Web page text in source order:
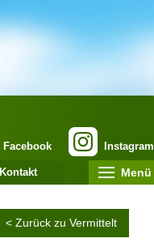
Instagram
Facebook
Kontakt Menü
< Zurück zu Vermittelt